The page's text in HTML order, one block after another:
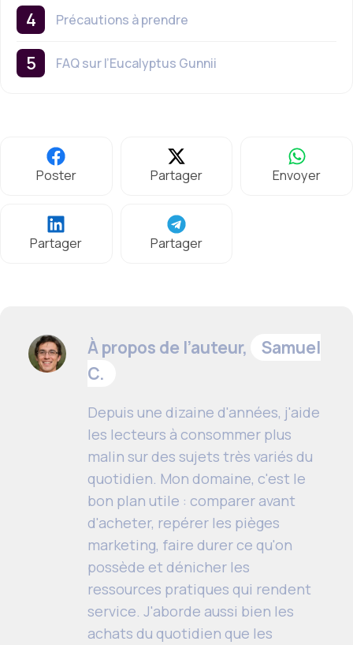
Précautions à prendre
FAQ sur l’Eucalyptus Gunnii
Poster Partager Envoyer
Partager Partager
À propos de l’auteur,
Samuel
C.
Depuis une dizaine d'années, j'aide
les lecteurs à consommer plus
malin sur des sujets très variés du
quotidien. Mon domaine, c'est le
bon plan utile : comparer avant
d'acheter, repérer les pièges
marketing, faire durer ce qu'on
possède et dénicher les
ressources pratiques qui rendent
service. J'aborde aussi bien les
achats du quotidien que les